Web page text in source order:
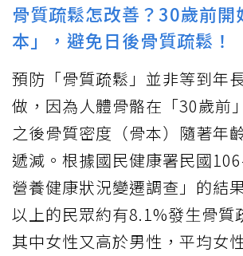
骨質疏鬆怎改善？30歲前開
本」，避免日後骨質疏鬆！
預防「骨質疏鬆」並非等到年
做，因為人體骨骼在「30歲前
之後骨質密度（骨本）隨著年
遞減。根據國民健康署民國
營養健康狀況變遷調查」的結
以上的民眾約有8.1%發生骨質
其中女性又高於男性，平均女